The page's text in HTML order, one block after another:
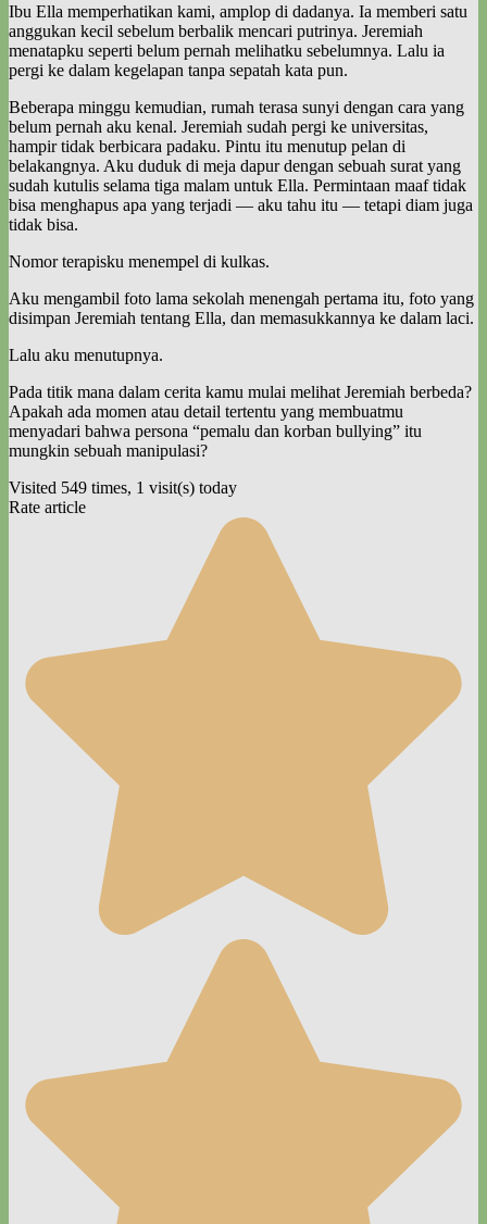
Ibu Ella memperhatikan kami, amplop di dadanya. Ia memberi satu
anggukan kecil sebelum berbalik mencari putrinya. Jeremiah
menatapku seperti belum pernah melihatku sebelumnya. Lalu ia
pergi ke dalam kegelapan tanpa sepatah kata pun.
Beberapa minggu kemudian, rumah terasa sunyi dengan cara yang
belum pernah aku kenal. Jeremiah sudah pergi ke universitas,
hampir tidak berbicara padaku. Pintu itu menutup pelan di
belakangnya. Aku duduk di meja dapur dengan sebuah surat yang
sudah kutulis selama tiga malam untuk Ella. Permintaan maaf tidak
bisa menghapus apa yang terjadi — aku tahu itu — tetapi diam juga
tidak bisa.
Nomor terapisku menempel di kulkas.
Aku mengambil foto lama sekolah menengah pertama itu, foto yang
disimpan Jeremiah tentang Ella, dan memasukkannya ke dalam laci.
Lalu aku menutupnya.
Pada titik mana dalam cerita kamu mulai melihat Jeremiah berbeda?
Apakah ada momen atau detail tertentu yang membuatmu
menyadari bahwa persona “pemalu dan korban bullying” itu
mungkin sebuah manipulasi?
Visited 549 times, 1 visit(s) today
Rate article